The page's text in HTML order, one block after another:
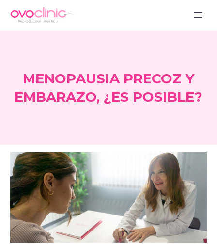
MENOPAUSIA PRECOZ Y
EMBARAZO, ¿ES POSIBLE?